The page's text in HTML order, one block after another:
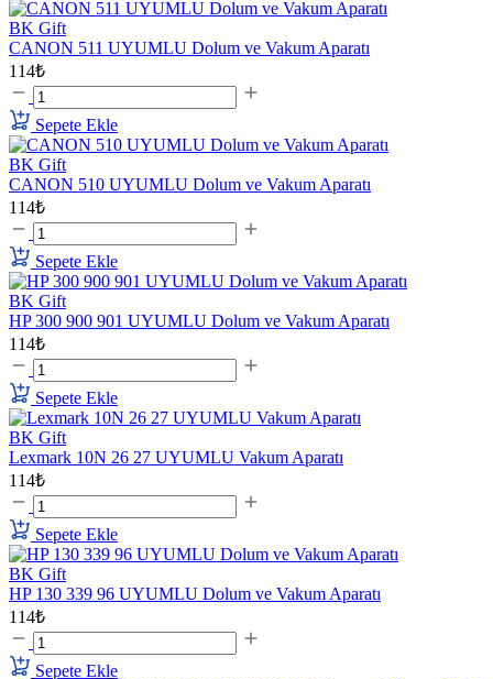
BK Gift
CANON 511 UYUMLU Dolum ve Vakum Aparatı
114₺
Sepete Ekle
BK Gift
CANON 510 UYUMLU Dolum ve Vakum Aparatı
114₺
Sepete Ekle
BK Gift
HP 300 900 901 UYUMLU Dolum ve Vakum Aparatı
114₺
Sepete Ekle
BK Gift
Lexmark 10N 26 27 UYUMLU Vakum Aparatı
114₺
Sepete Ekle
BK Gift
HP 130 339 96 UYUMLU Dolum ve Vakum Aparatı
114₺
Sepete Ekle